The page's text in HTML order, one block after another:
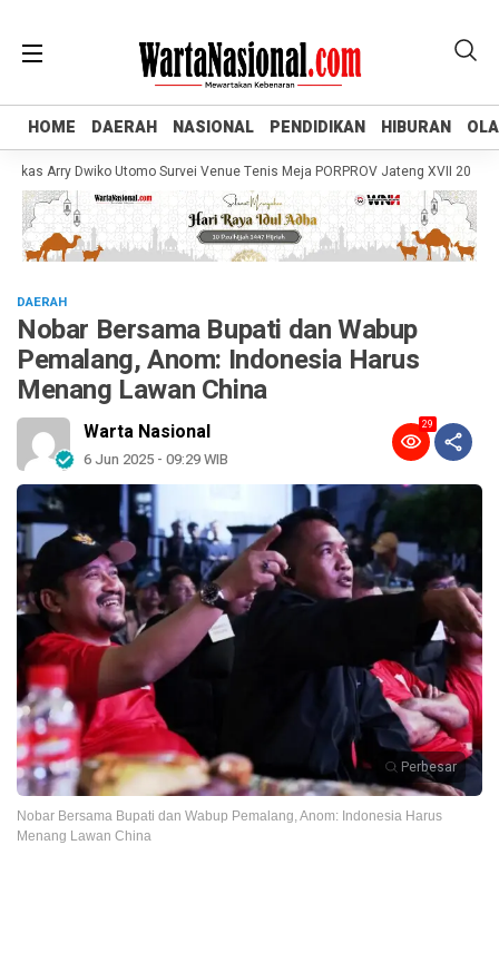
HOME DAERAH NASIONAL PENDIDIKAN HIBURAN
HOME DAERAH NASIONAL PENDIDIKAN HIBURAN
Arry Dwiko Utomo Survei Venue Tenis Meja PORPROV Jateng XVII 2026,
DAERAH
Nobar Bersama Bupati dan Wabup
Pemalang, Anom: Indonesia Harus
Menang Lawan China
Warta Nasional
6 Jun 2025 - 09:29 WIB
29
Perbesar
Nobar Bersama Bupati dan Wabup Pemalang, Anom: Indonesia Harus
Menang Lawan China